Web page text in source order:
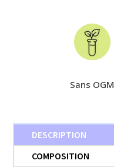
Sans OGM
DESCRIPTION
COMPOSITION